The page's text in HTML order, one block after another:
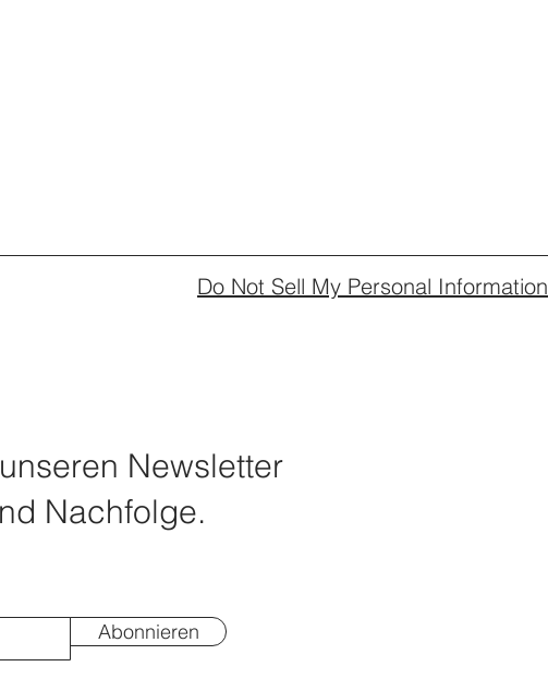
Do Not Sell My Personal Information
Newsletter
Nachfolge.
Abonnieren